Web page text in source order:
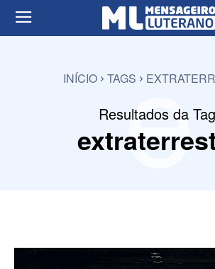
INÍCIO TAGS
Resultados da
e